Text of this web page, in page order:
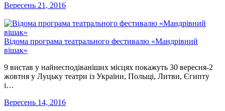
Вересень 21, 2016
Відома програма театрального фестивалю «Мандрівний
вішак»
9 вистав у найнесподіваніших місцях покажуть 30 вересня-2
жовтня у Луцьку театри із України, Польщі, Литви, Єгипту
і…
Вересень 14, 2016